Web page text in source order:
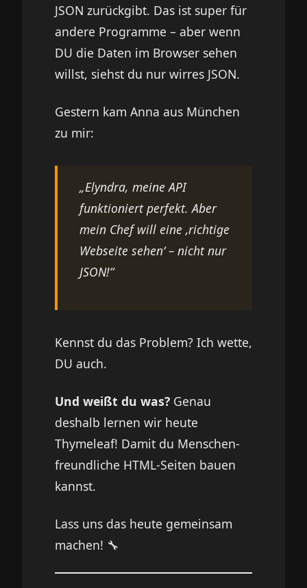
JSON zurückgibt. Das ist super für
andere Programme – aber wenn
DU die Daten im Browser sehen
willst, siehst du nur wirres JSON.
Gestern kam Anna aus München
zu mir:
„Elyndra, meine API
funktioniert perfekt. Aber
mein Chef will eine ‚richtige
Webseite sehen‘ – nicht nur
JSON!“
Kennst du das Problem? Ich wette,
DU auch.
Und weißt du was? Genau
deshalb lernen wir heute
Thymeleaf! Damit du Menschen-
freundliche HTML-Seiten bauen
kannst.
Lass uns das heute gemeinsam
machen! 🔧